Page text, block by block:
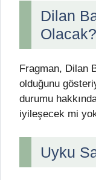
Dilan
Olacak?
Fragman, Dilan
olduğunu
durumu
iyileşecek mi
Uyku